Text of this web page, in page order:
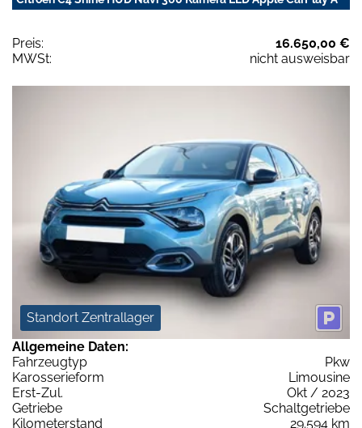
Preis:
16.650,00 €
MWSt:
nicht ausweisbar
Standort Zentrallager
Allgemeine Daten:
Fahrzeugtyp
Pkw
Karosserieform
Limousine
Erst-Zul.
Okt / 2023
Getriebe
Schaltgetriebe
Kilometerstand
29.594 km